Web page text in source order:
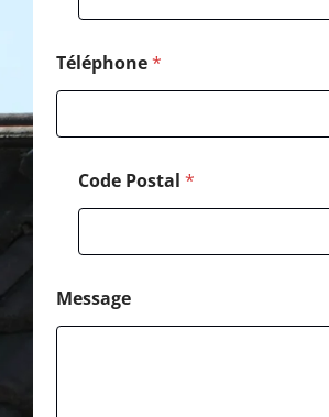
Téléphone*
Code Postal *
Message